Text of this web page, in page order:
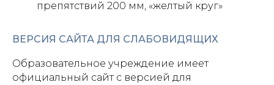
препятствий 200 мм, «желтый круг»
ВЕРСИЯ САЙТА ДЛЯ СЛАБОВИДЯЩИХ
Образовательное учреждение имеет
официальный сайт с версией для